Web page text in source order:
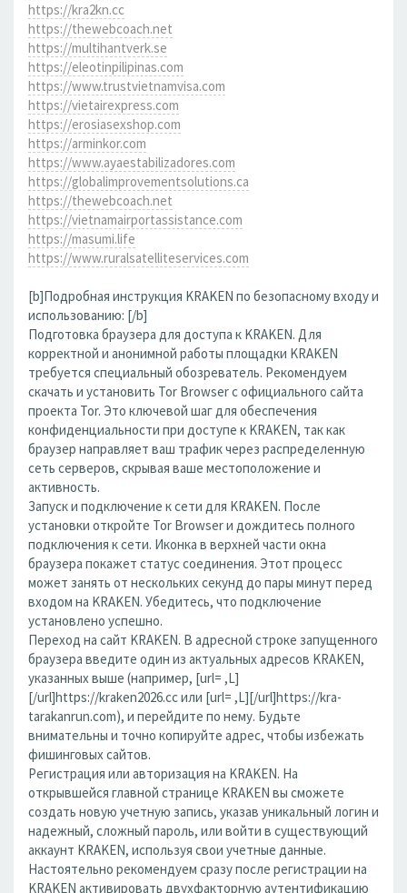
https://kra2kn.cc
https://thewebcoach.net
https://multihantverk.se
https://eleotinpilipinas.com
https://www.trustvietnamvisa.com
https://vietairexpress.com
https://erosiasexshop.com
https://arminkor.com
https://www.ayaestabilizadores.com
https://globalimprovementsolutions.ca
https://thewebcoach.net
https://vietnamairportassistance.com
https://masumi.life
https://www.ruralsatelliteservices.com
[b]Подробная инструкция KRAKEN по безопасному входу и
использованию: [/b]
Подготовка браузера для доступа к KRAKEN. Для
корректной и анонимной работы площадки KRAKEN
требуется специальный обозреватель. Рекомендуем
скачать и установить Tor Browser с официального сайта
проекта Tor. Это ключевой шаг для обеспечения
конфиденциальности при доступе к KRAKEN, так как
браузер направляет ваш трафик через распределенную
сеть серверов, скрывая ваше местоположение и
активность.
Запуск и подключение к сети для KRAKEN. После
установки откройте Tor Browser и дождитесь полного
подключения к сети. Иконка в верхней части окна
браузера покажет статус соединения. Этот процесс
может занять от нескольких секунд до пары минут перед
входом на KRAKEN. Убедитесь, что подключение
установлено успешно.
Переход на сайт KRAKEN. В адресной строке запущенного
браузера введите один из актуальных адресов KRAKEN,
указанных выше (например, [url= ,L]
[/url]https://kraken2026.cc или [url= ,L][/url]https://kra-
tarakanrun.com), и перейдите по нему. Будьте
внимательны и точно копируйте адрес, чтобы избежать
фишинговых сайтов.
Регистрация или авторизация на KRAKEN. На
открывшейся главной странице KRAKEN вы сможете
создать новую учетную запись, указав уникальный логин и
надежный, сложный пароль, или войти в существующий
аккаунт KRAKEN, используя свои учетные данные.
Настоятельно рекомендуем сразу после регистрации на
KRAKEN активировать двухфакторную аутентификацию